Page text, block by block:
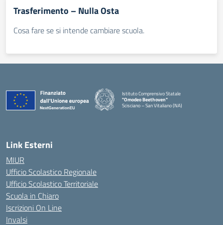
Trasferimento – Nulla Osta
Cosa fare se si intende cambiare scuola.
Istituto Comprensivo Statale
"Omodeo Beethoven"
Scisciano – San Vitaliano (NA)
Link Esterni
MIUR
Ufficio Scolastico Regionale
Ufficio Scolastico Territoriale
Scuola in Chiaro
Iscrizioni On Line
Invalsi